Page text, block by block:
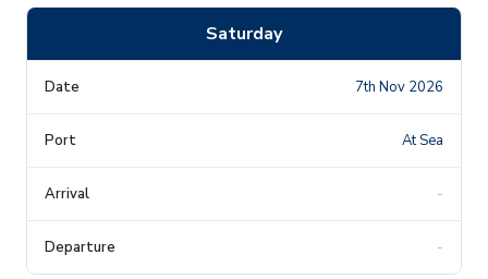
Saturday
7th Nov 2026
At Sea
-
-